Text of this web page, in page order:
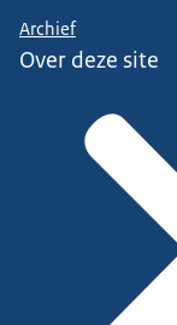
Archief
Over deze site